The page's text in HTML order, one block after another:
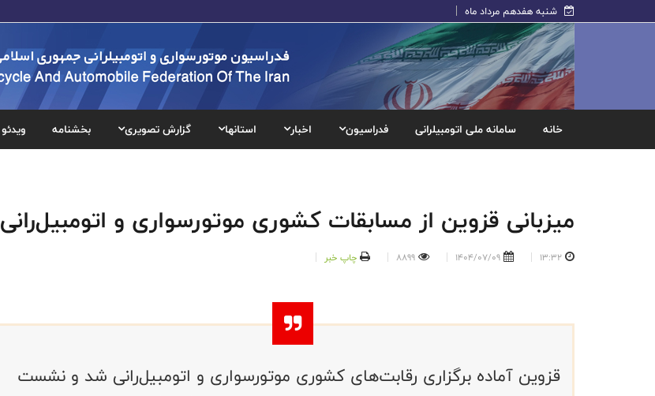
شنبه هفدهم مرداد ماه
خانه سامانه ملی اتومبیلرانی فدراسیون اخبار استانها گزارش تصویری بخشنامه ویدئو
میزبانی قزوین از مسابقات کشوری موتورسواری و اتومبیل‌رانی
13:32
1404/07/09
8899 چاپ خبر
قزوین آماده برگزاری رقابت‌های کشوری موتورسواری و اتومبیل‌رانی شد و نشست